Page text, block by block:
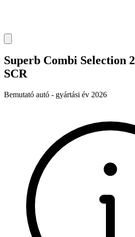
Superb Combi Selection
SCR
Bemutató autó - gyártási év 2026